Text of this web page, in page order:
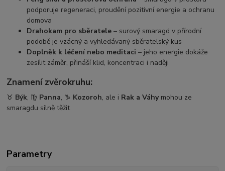
podporuje regeneraci, proudění pozitivní energie a ochranu
domova
Drahokam pro sběratele – surový smaragd v přírodní
podobě je vzácný a vyhledávaný sběratelský kus
Doplněk k léčení nebo meditaci – jeho energie dokáže
zesílit záměr, přináší klid, koncentraci i naději
Znamení zvěrokruhu:
♉ Býk, ♍ Panna, ♑ Kozoroh, ale i Rak a Váhymohou ze
smaragdu silně těžit
Parametry